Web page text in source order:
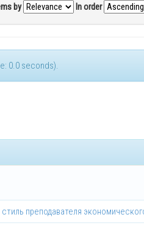
by In order
0.0 seconds).
преподавателя